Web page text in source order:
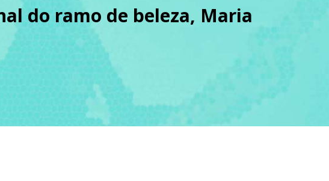
do ramo de beleza, Maria